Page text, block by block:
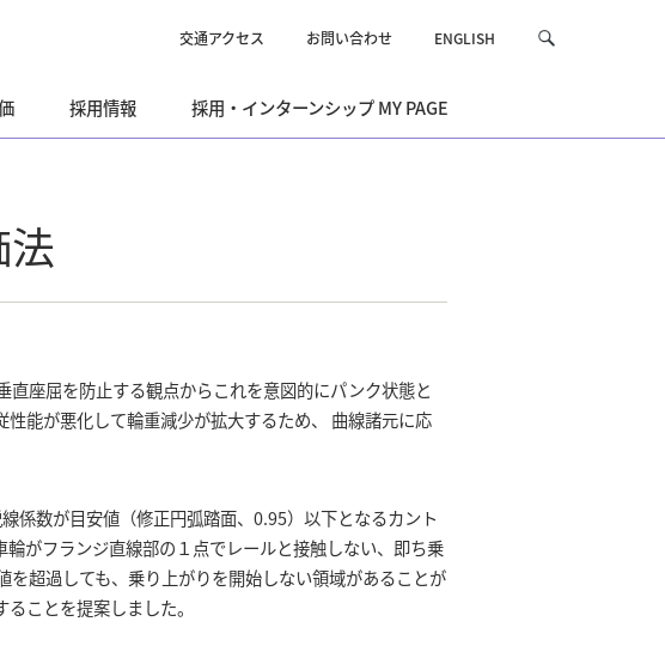
交通アクセス お問い合わせ ENGLISH
サ
を
採用情報 採用・インターンシップ MY PAGE
座屈を防止する観点からこれを意図的にパンク状態と
能が悪化して輪重減少が拡大するため、 曲線諸元に応
係数が目安値（修正円弧踏面、0.95）以下となるカント
がフランジ直線部の１点でレールと接触しない、即ち乗
超過しても、乗り上がりを開始しない領域があることが
ことを提案しました。